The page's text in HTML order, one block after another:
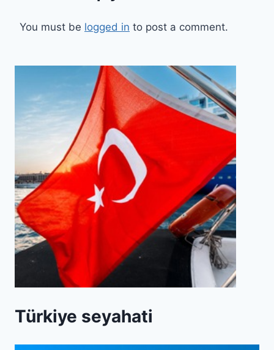
You must be logged in to post a comment.
Türkiye seyahati